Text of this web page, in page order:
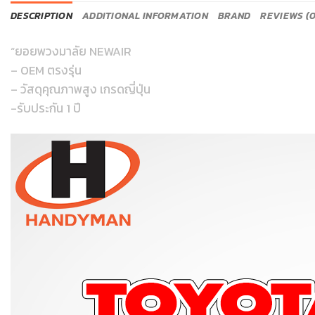
DESCRIPTION ADDITIONAL INFORMATION BRAND REVIEWS
“ยอยพวงมาลัย NEWAIR
– OEM ตรงรุ่น
– วัสดุคุณภาพสูง เกรดญี่ปุ่น
-รับประกัน 1 ปี